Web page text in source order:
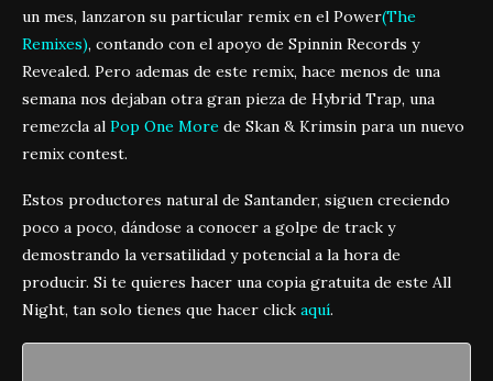
un mes, lanzaron su particular remix en el Power(The
Remixes), contando con el apoyo de Spinnin Records y
Revealed. Pero ademas de este remix, hace menos de una
semana nos dejaban otra gran pieza de Hybrid Trap, una
remezcla al Pop One More de Skan & Krimsin para un nuevo
remix contest.
Estos productores natural de Santander, siguen creciendo
poco a poco, dándose a conocer a golpe de track y
demostrando la versatilidad y potencial a la hora de
producir. Si te quieres hacer una copia gratuita de este All
Night, tan solo tienes que hacer click aquí.